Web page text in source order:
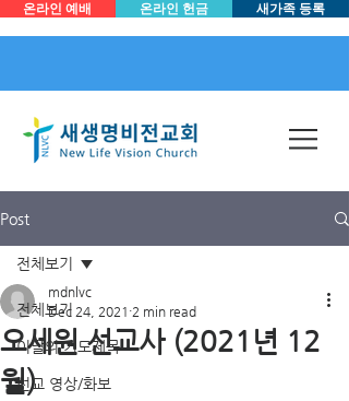
온라인 예배 온라인 헌금 새가족 등록
Post
전체보기
이달의 기도제목
선교 영상/화보
전체보기
오세원 선교사 (2021년 12
월)
mdnlvc
Dec 24, 2021 2 min read